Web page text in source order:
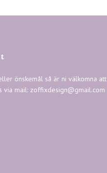
önskemål så är ni välkomna att
via mail: zoffixdesign@gmail.com